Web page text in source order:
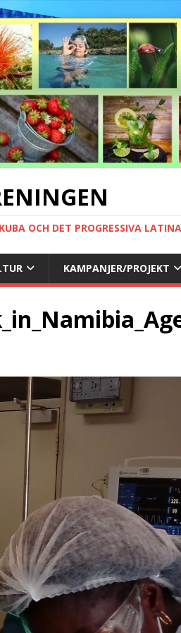
OCH DET PROGRESSIVA
KAMPANJER/PROJEKT